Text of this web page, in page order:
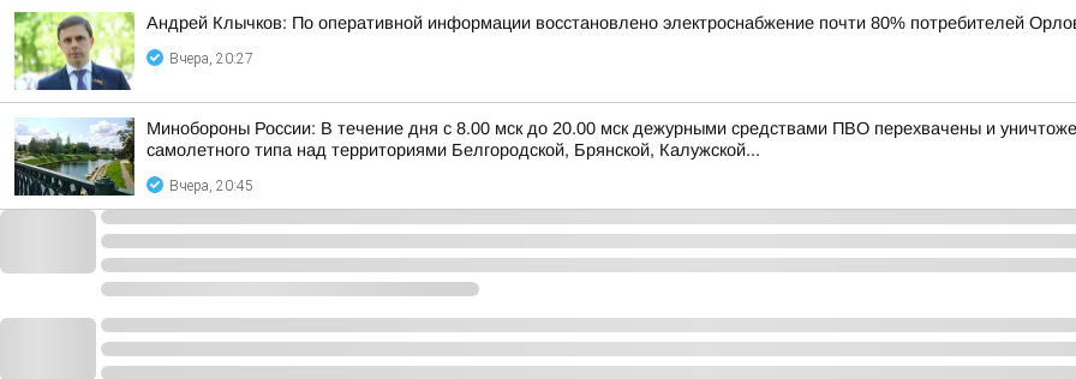
Андрей Клычков: По оперативной информации восстановлено электроснабжение почти 80% потребителей
Вчера, 20:27
Минобороны России: В течение дня с 8.00 мск до 20.00 мск дежурными средствами ПВО перехвачены и
самолетного типа над территориями Белгородской, Брянской, Калужской...
Вчера, 20:45